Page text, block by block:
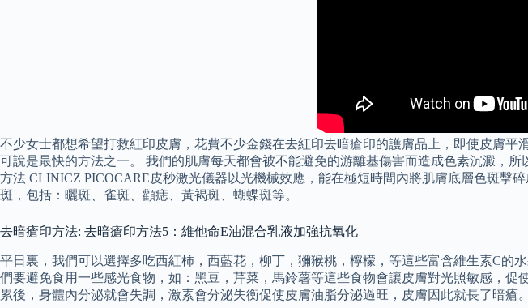
不少女士都想希望打救紅印皮膚，花費不少金錢在去紅印去暗瘡印的護膚品上，即使皮膚
可說是最快的方法之一。 我們的肌膚每天都會被不能避免的游離基傷害而造成色素沉澱，
方法 CLINICZ PICOCARE皮秒激光儀器以光機械效應，能在極短時間內將肌膚底層色斑擊
斑，包括：曬斑、雀斑、顴痣、黃褐斑、蝴蝶斑等。
去暗瘡印方法: 去暗瘡印方法5：維他命E油混合乳液加強抗氧化
平日裏，我們可以選擇多吃西紅柿，西藍花，柳丁，獼猴桃，檸檬，等這些富含維生素C
們要避免食用一些感光食物，如：黑豆，芹菜，馬鈴薯等這些食物會讓皮膚對光照敏感，
累後，身體內分泌就會失調，激素會分泌失衡促使皮膚油脂分泌過旺，皮膚因此就長了暗瘡。